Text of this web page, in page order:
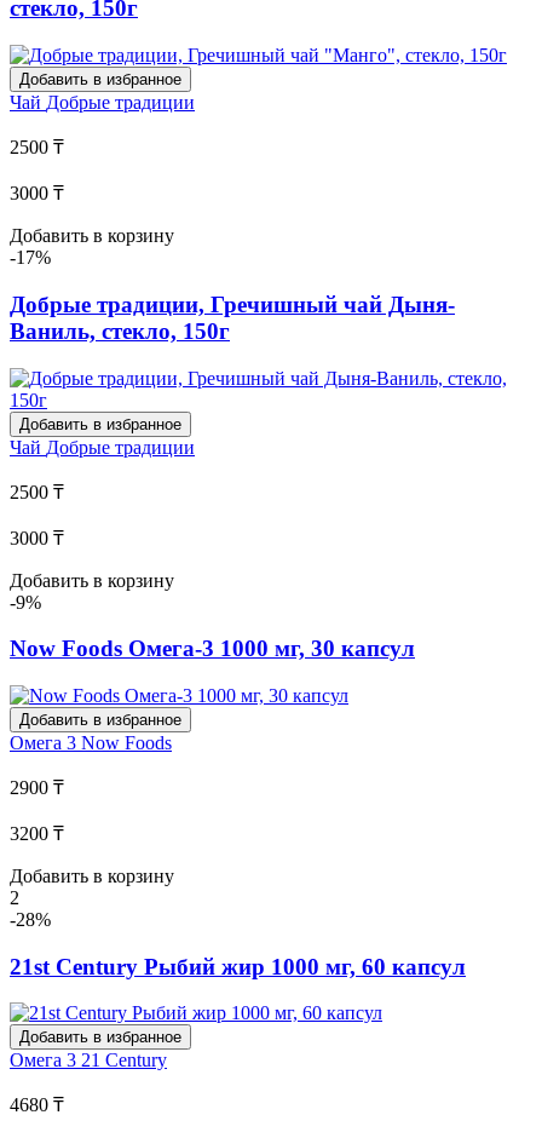
стекло, 150г
Добавить в избранное
Чай Добрые традиции
2500 ₸
3000 ₸
Добавить в корзину
-17%
Добрые традиции, Гречишный чай Дыня-
Ваниль, стекло, 150г
Добавить в избранное
Чай Добрые традиции
2500 ₸
3000 ₸
Добавить в корзину
-9%
Now Foods Омега-3 1000 мг, 30 капсул
Добавить в избранное
Омега 3 Now Foods
2900 ₸
3200 ₸
Добавить в корзину
2
-28%
21st Century Рыбий жир 1000 мг, 60 капсул
Добавить в избранное
Омега 3 21 Century
4680 ₸